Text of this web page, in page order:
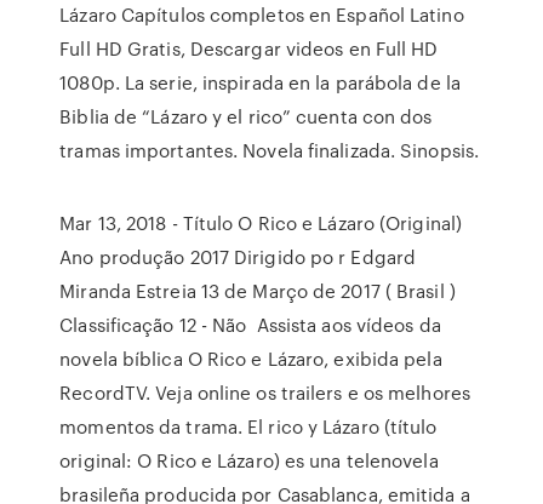
Lázaro Capítulos completos en Español Latino
Full HD Gratis, Descargar videos en Full HD
1080p. La serie, inspirada en la parábola de la
Biblia de “Lázaro y el rico” cuenta con dos
tramas importantes. Novela finalizada. Sinopsis.
Mar 13, 2018 - Título O Rico e Lázaro (Original)
Ano produção 2017 Dirigido po r Edgard
Miranda Estreia 13 de Março de 2017 ( Brasil )
Classificação 12 - Não Assista aos vídeos da
novela bíblica O Rico e Lázaro, exibida pela
RecordTV. Veja online os trailers e os melhores
momentos da trama. El rico y Lázaro (título
original: O Rico e Lázaro)​ es una telenovela
brasileña producida por Casablanca, emitida a